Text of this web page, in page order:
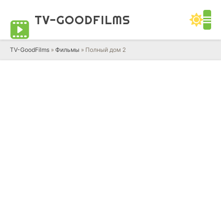
TV-GOODFILMS
TV-GoodFilms » Фильмы » Полный дом 2